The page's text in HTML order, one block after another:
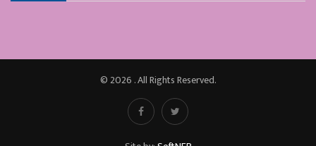
© 2026 . All Rights Reserved.